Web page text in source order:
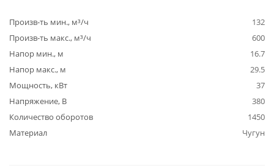
Произв-ть мин., м³/ч
132
Произв-ть макс., м³/ч
600
Напор мин., м
16.7
Напор макс., м
29.5
Мощность, кВт
37
Напряжение, В
380
Количество оборотов
1450
Материал
Чугун